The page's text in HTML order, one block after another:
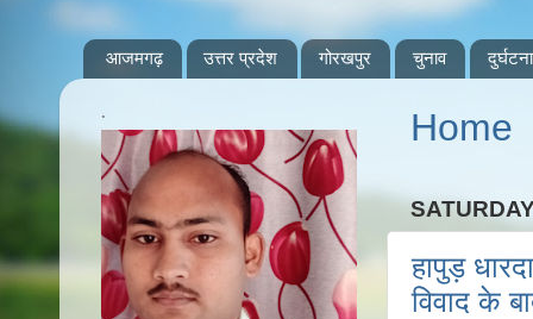
आजमगढ़ उत्तर प्रदेश गोरखपुर चुनाव दुर्घटना
Home
हापुड़
विवाद के
.